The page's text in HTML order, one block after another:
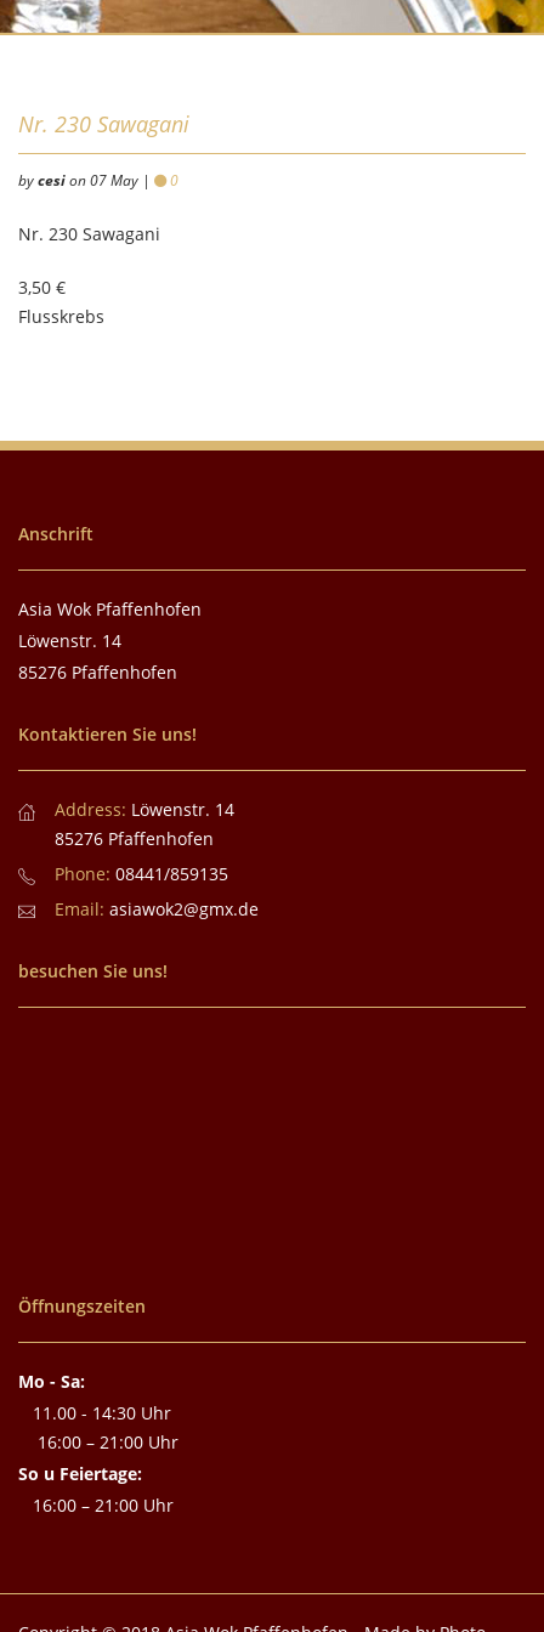
Nr. 230 Sawagani
bycesion 07 May | 0
Nr. 230 Sawagani
3,50 €
Flusskrebs
Anschrift
Asia Wok Pfaffenhofen
Löwenstr. 14
85276 Pfaffenhofen
Kontaktieren Sie uns!
Address: Löwenstr. 14
85276 Pfaffenhofen
Phone: 08441/859135
Email: asiawok2@gmx.de
besuchen Sie uns!
Öffnungszeiten
Mo - Sa:
11.00 - 14:30 Uhr
16:00 – 21:00 Uhr
So u Feiertage:
16:00 – 21:00 Uhr